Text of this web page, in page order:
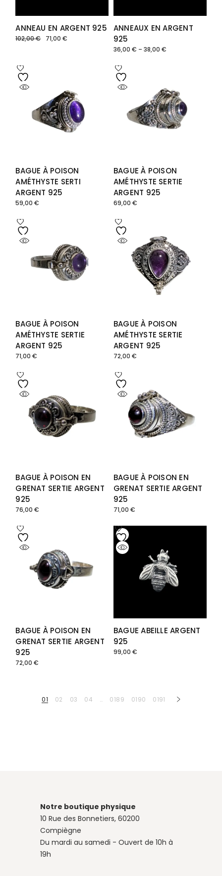
ANNEAU EN ARGENT 925
102,00€
Le
102,00 €.
71,00€
Le
71,00 €.
ANNEAUX EN ARGENT
925
36,00 € – 38,00 €
Plage
36,00 €
à
38,00 €
BAGUE À POISON
AMÉTHYSTE SERTI
ARGENT 925
59,00€
BAGUE À POISON
AMÉTHYSTE SERTIE
ARGENT 925
69,00 €
BAGUE À POISON
AMÉTHYSTE SERTIE
ARGENT 925
71,00€
BAGUE À POISON
AMÉTHYSTE SERTIE
ARGENT 925
72,00 €
BAGUE À POISON EN
GRENAT SERTIE ARGENT
925
76,00€
BAGUE À POISON EN
GRENAT SERTIE ARGENT
925
71,00 €
BAGUE À POISON EN
GRENAT SERTIE ARGENT
925
72,00€
BAGUE ABEILLE ARGENT
925
99,00 €
01 02 03 04 … 0189 0190 0191
Notre boutique physique
10 Rue des Bonnetiers, 60200
Compiègne
Du mardi au samedi - Ouvert de 10h à
19h